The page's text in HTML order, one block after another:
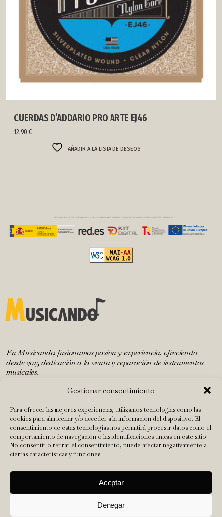
Gestionar consentimiento
Para ofrecer las mejores experiencias, utilizamos tecnologías como las
cookies para almacenar y/o acceder a la información del dispositivo. El
consentimiento de estas tecnologías nos permitirá procesar datos como el
comportamiento de navegación o las identificaciones únicas en este sitio.
No consentir o retirar el consentimiento, puede afectar negativamente a
ciertas características y funciones.
Aceptar
Denegar
CUERDAS D’ADDARIO PRO ARTE EJ46
12,90 €
AÑADIR A LA LISTA DE DESEOS
En Musicando, fusionamos pasión y experiencia, ofreciendo
desde 2015 dedicación a la venta y reparación de instrumentos
musicales.
INICIO
TALLER
TIENDA
NUESTRO EQUIPO
CONTACTO
Aviso Legal